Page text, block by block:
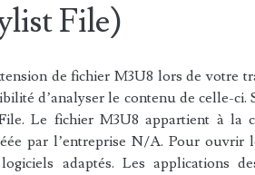
File)
de fichier M3U8 lors de votre
d’analyser le contenu de celle-ci.
Le fichier M3U8 appartient à la
par l’entreprise N/A. Pour ouvrir
adaptés. Les applications